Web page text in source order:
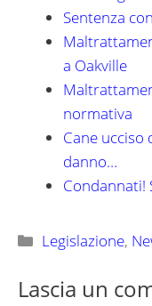
Sentenza
a Oakville
normativa
Cane ucciso
danno…
Condannati!
Categorie
Legislazione,
Lascia un